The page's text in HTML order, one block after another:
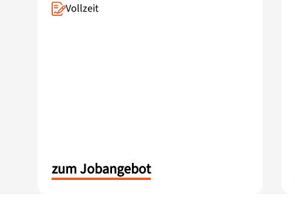
Vollzeit
zum Jobangebot